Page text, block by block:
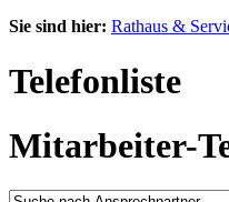
Sie sind hier: Rathaus &
Telefonliste
Mitarbeiter-